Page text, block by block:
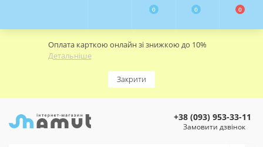
Оплата карткою онлайн зі знижкою до 10%
Детальніше
Закрити
0 0 0
+38 (093) 953-33-11
Замовити дзвінок